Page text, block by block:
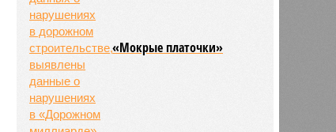
«Мокрые платочки»